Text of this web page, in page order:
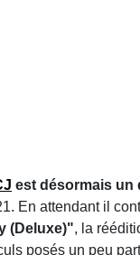
est désormais un
En attendant il
(Deluxe)", la
posés un peu